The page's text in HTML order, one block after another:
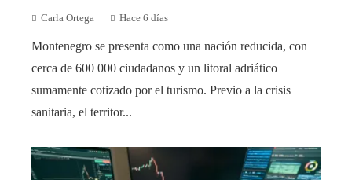
Carla Ortega Hace 6 días
Montenegro se presenta como una nación reducida, con
cerca de 600 000 ciudadanos y un litoral adriático
sumamente cotizado por el turismo. Previo a la crisis
sanitaria, el territor...